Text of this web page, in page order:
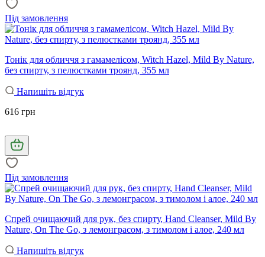
Під замовлення
Тонік для обличчя з гамамелісом, Witch Hazel, Mild By Nature,
без спирту, з пелюстками троянд, 355 мл
Напишіть відгук
616 грн
Під замовлення
Спрей очищаючий для рук, без спирту, Hand Cleanser, Mild By
Nature, On The Go, з лемонграсом, з тимолом і алое, 240 мл
Напишіть відгук